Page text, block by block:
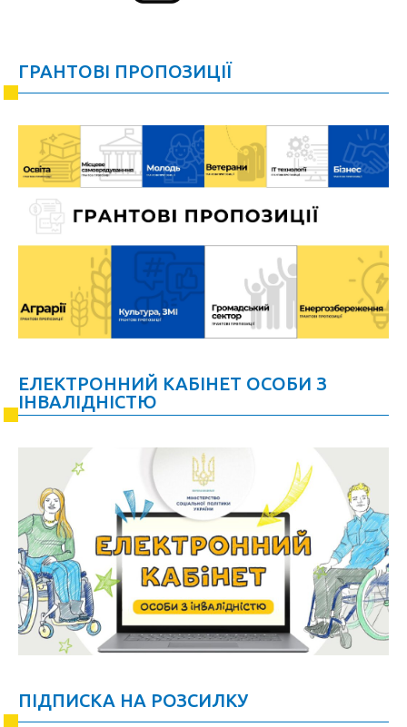
ГРАНТОВІ ПРОПОЗИЦІЇ
ЕЛЕКТРОННИЙ КАБІНЕТ ОСОБИ З
ІНВАЛІДНІСТЮ
ПІДПИСКА НА РОЗСИЛКУ